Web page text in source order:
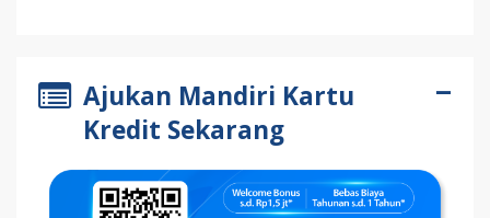
Ajukan Mandiri Kartu
Kredit Sekarang